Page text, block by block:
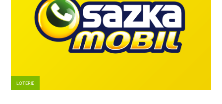
LOTERIE